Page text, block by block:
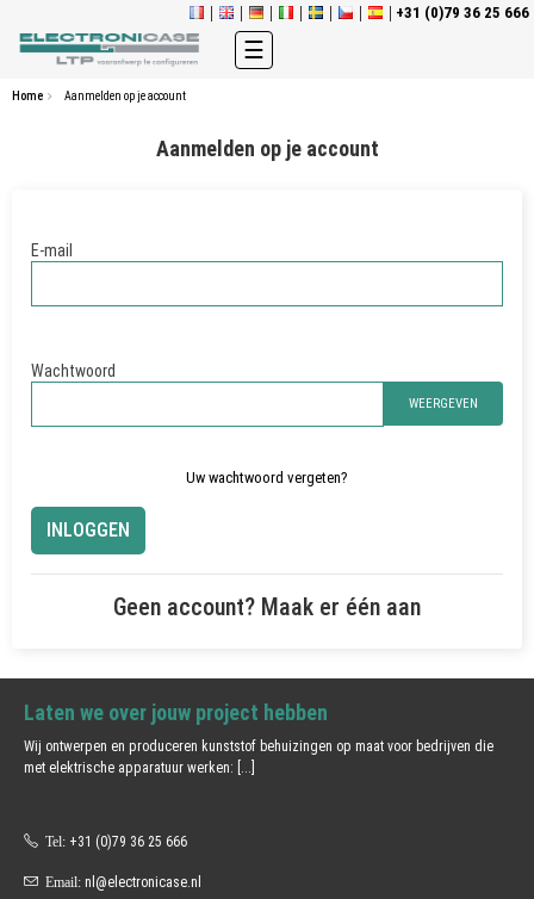
+31 (0)79 36 25 666
Toggle
navigation
☰
Home Aanmelden op je account
Aanmelden op je account
E-mail
Wachtwoord
WEERGEVEN
Uw wachtwoord vergeten?
INLOGGEN
Geen account? Maak er één aan
Laten we over jouw project hebben
Wij ontwerpen en produceren kunststof behuizingen op maat voor bedrijven die
met elektrische apparatuur werken: [...]
Tel: +31 (0)79 36 25 666
Email: nl@electronicase.nl